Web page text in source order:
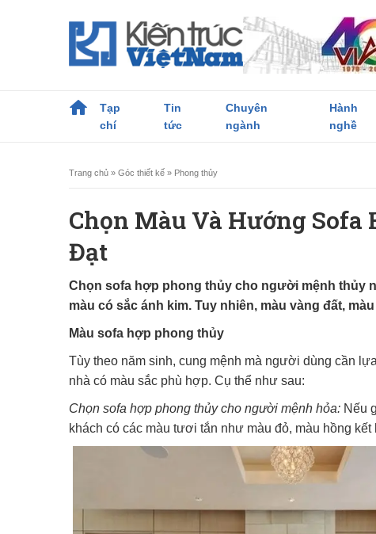
Tạp
chí
Tin
tức
Chuyên
ngành
Hành
nghề
Trang chủ » Góc thiết kế » Phong thủy
Chọn Màu Và Hướng
Đạt
Chọn sofa hợp phong thủy cho người mệnh thủy
màu có sắc ánh kim. Tuy nhiên, màu vàng đất,
Màu sofa hợp phong thủy
Tùy theo năm sinh, cung mệnh mà người dùng cần
nhà có màu sắc phù hợp. Cụ thể như sau:
Chọn sofa hợp phong thủy cho người mệnh hỏa: Nếu
khách có các màu tươi tắn như màu đỏ, màu hồng